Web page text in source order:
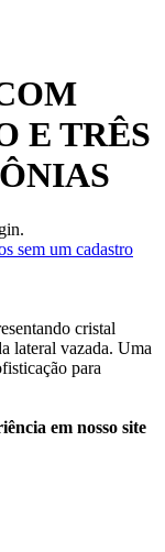
E TRÊS
sem um cadastro
cristal
lateral vazada. Uma
para
em nosso site